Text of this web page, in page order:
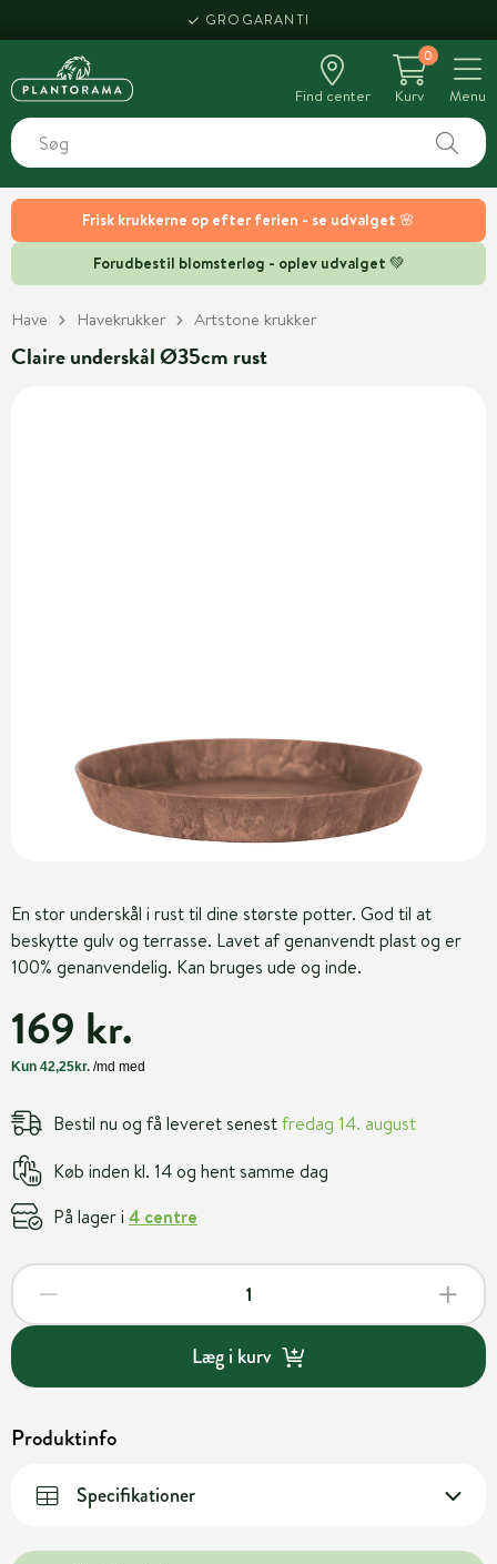
Frisk krukkerne op efter ferien - se udvalget 🌸
Forudbestil blomsterløg - oplev udvalget 💚
GROGARANTI
Find center
0
Kurv
Menu
Have Havekrukker Artstone krukker
Claire underskål Ø35cm rust
En stor underskål i rust til dine største potter. God til at
beskytte gulv og terrasse. Lavet af genanvendt plast og er
100% genanvendelig. Kan bruges ude og inde.
169 kr.
Bestil nu og få leveret senestfredag 14. august
Køb inden kl. 14 og hent samme dag
På lager i 4 centre
Læg i kurv
Produktinfo
Specifikationer